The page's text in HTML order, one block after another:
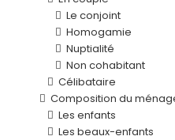
Le conjoint
Homogamie
Nuptialité
Non cohabitant
Célibataire
Composition du
Les enfants
Les beaux-enfants